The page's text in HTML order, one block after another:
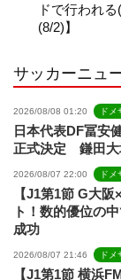
ドで行われ
(8/2)】
サッカーニュ
2026/08/08 01:20 ドメ
日本代表DF冨安
正式決定 鎌田大
2026/08/07 22:00 ドメ
【J1第1節 G大
ト！数的優位の
成功
2026/08/07 21:46 ドメ
【J1第1節 横浜